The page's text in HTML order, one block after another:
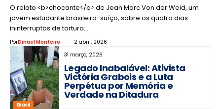
O relato <b>chocante</b> de Jean Marc Von der Weid, um
jovem estudante brasileiro-suíço, sobre os quatro dias
ininterruptos de tortura…
PorDinael Monteiro
2 abril, 2026
31 março, 2026
Legado Inabalável: Ativista
Victória Grabois e a Luta
Perpétua por Memória e
Verdade na Ditadura
Brasil